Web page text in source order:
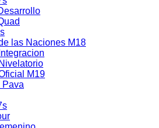
las Naciones M18
M19
Pava